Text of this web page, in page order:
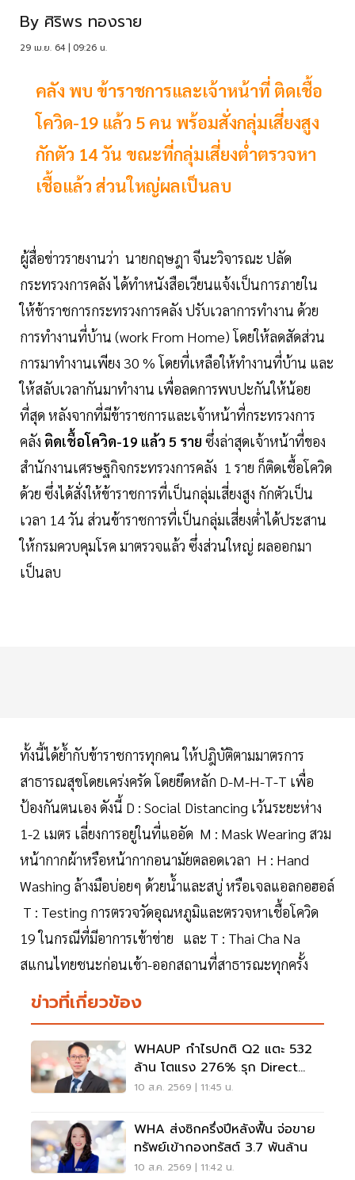
By ศิริพร ทองราย
29 เม.ย. 64 | 09:26 น.
คลัง พบ ข้าราชการและเจ้าหน้าที่ ติดเชื้อ
โควิด-19 แล้ว 5 คน พร้อมสั่งกลุ่มเสี่ยงสูง
กักตัว 14 วัน ขณะที่กลุ่มเสี่ยงต่ำตรวจหา
เชื้อแล้ว ส่วนใหญ่ผลเป็นลบ
ผู้สื่อข่าวรายงานว่า นายกฤษฎา จีนะวิจารณะ ปลัด
กระทรวงการคลัง ได้ทำหนังสือเวียนแจ้งเป็นการภายใน
ให้ข้าราชการกระทรวงการคลัง ปรับเวลาการทำงาน ด้วย
การทำงานที่บ้าน (work From Home) โดยให้ลดสัดส่วน
การมาทำงานเพียง 30 % โดยที่เหลือให้ทำงานที่บ้าน และ
ให้สลับเวลากันมาทำงาน เพื่อลดการพบปะกันให้น้อย
ที่สุด หลังจากที่มีข้าราชการและเจ้าหน้าที่กระทรวงการ
คลัง ติดเชื้อโควิด-19 แล้ว 5 ราย ซึ่งล่าสุดเจ้าหน้าที่ของ
สำนักงานเศรษฐกิจกระทรวงการคลัง 1 ราย ก็ติดเชื้อโควิด
ด้วย ซึ่งได้สั่งให้ข้าราชการที่เป็นกลุ่มเสี่ยงสูง กักตัวเป็น
เวลา 14 วัน ส่วนข้าราชการที่เป็นกลุ่มเสี่ยงต่ำได้ประสาน
ให้กรมควบคุมโรค มาตรวจแล้ว ซึ่งส่วนใหญ่ ผลออกมา
เป็นลบ
ทั้งนี้ได้ย้ำกับข้าราชการทุกคน ให้ปฎิบัติตามมาตรการ
สาธารณสุขโดยเคร่งครัด โดยยึดหลัก D-M-H-T-T เพื่อ
ป้องกันตนเอง ดังนี้ D : Social Distancing เว้นระยะห่าง
1-2 เมตร เลี่ยงการอยู่ในที่แออัด M : Mask Wearing สวม
หน้ากากผ้าหรือหน้ากากอนามัยตลอดเวลา H : Hand
Washing ล้างมือบ่อยๆ ด้วยน้ำและสบู่ หรือเจลแอลกอฮอล์
T : Testing การตรวจวัดอุณหภูมิและตรวจหาเชื้อโควิด
19 ในกรณีที่มีอาการเข้าข่าย และ T : Thai Cha Na
สแกนไทยชนะก่อนเข้า-ออกสถานที่สาธารณะทุกครั้ง
ข่าวที่เกี่ยวข้อง
WHAUP กำไรปกติ Q2 แตะ 532
ล้าน โตแรง 276% รุก Direct
PPA รับตลาด 2,000 เมกฯ
10 ส.ค. 2569 | 11:45 น.
WHA ส่งซิกครึ่งปีหลังฟื้น จ่อขาย
ทรัพย์เข้ากองทรัสต์ 3.7 พันล้าน
10 ส.ค. 2569 | 11:42 น.